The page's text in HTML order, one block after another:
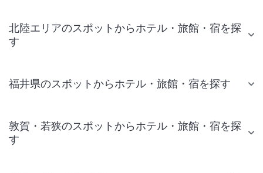
北陸エリアのスポットからホテル・旅館・宿を探
す
福井県のスポットからホテル・旅館・宿を探す
敦賀・若狭のスポットからホテル・旅館・宿を探
す